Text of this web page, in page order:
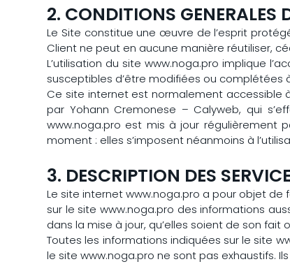
2. CONDITIONS GENERALES
Le Site constitue une œuvre de l’esprit
Client ne peut en aucune manière réutiliser,
L’utilisation du site www.noga.pro implique
susceptibles d’être modifiées ou complétées
Ce site internet est normalement accessible
par Yohann Cremonese – Calyweb, qui
www.noga.pro est mis à jour régulièrement
moment : elles s’imposent néanmoins à
3. DESCRIPTION DES
Le site internet www.noga.pro a pour objet de
sur le site www.noga.pro des informations
dans la mise à jour, qu’elles soient de son
Toutes les informations indiquées sur le site
le site www.noga.pro ne sont pas exhaustifs.